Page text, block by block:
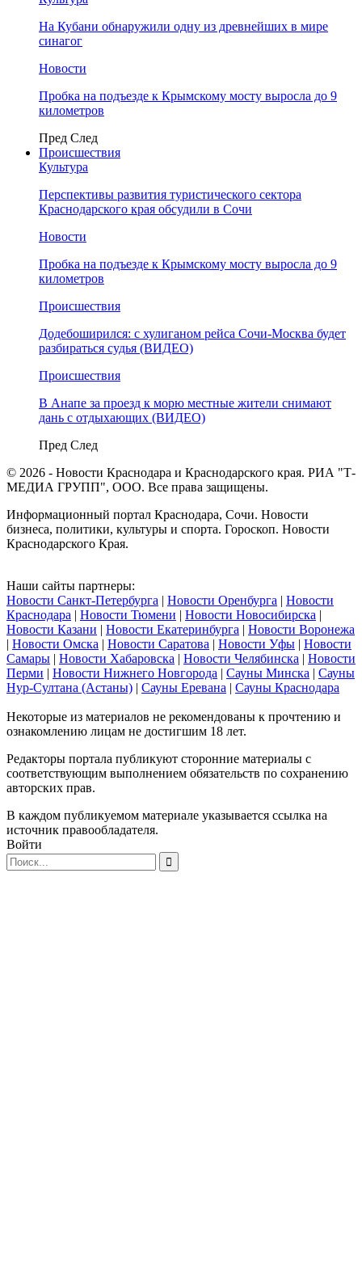
На Кубани обнаружили одну из древнейших в мире
синагог
Новости
Пробка на подъезде к Крымскому мосту выросла до 9
километров
Пред След
Происшествия
Культура
Перспективы развития туристического сектора
Краснодарского края обсудили в Сочи
Новости
Пробка на подъезде к Крымскому мосту выросла до 9
километров
Происшествия
Додебоширился: с хулиганом рейса Сочи-Москва будет
разбираться судья (ВИДЕО)
Происшествия
В Анапе за проезд к морю местные жители снимают
дань с отдыхающих (ВИДЕО)
Пред След
© 2026 - Новости Краснодара и Краснодарского края. РИА "Т-
МЕДИА ГРУПП", ООО. Все права защищены.
Информационный портал Краснодара, Сочи. Новости
бизнеса, политики, культуры и спорта. Гороскоп. Новости
Краснодарского Края.
Наши сайты партнеры:
Новости Санкт-Петербурга | Новости Оренбурга | Новости
Краснодара | Новости Тюмени | Новости Новосибирска |
Новости Казани | Новости Екатеринбурга | Новости Воронежа
| Новости Омска | Новости Саратова | Новости Уфы | Новости
Самары | Новости Хабаровска | Новости Челябинска | Новости
Перми | Новости Нижнего Новгорода | Сауны Минска | Сауны
Нур-Султана (Астаны) | Сауны Еревана | Сауны Краснодара
Некоторые из материалов не рекомендованы к прочтению и
ознакомлению лицам не достигшим 18 лет.
Редакторы портала публикуют сторонние материалы с
соответствующим выполнением обязательств по сохранению
авторских прав.
В каждом публикуемом материале указывается ссылка на
источник правообладателя.
Войти